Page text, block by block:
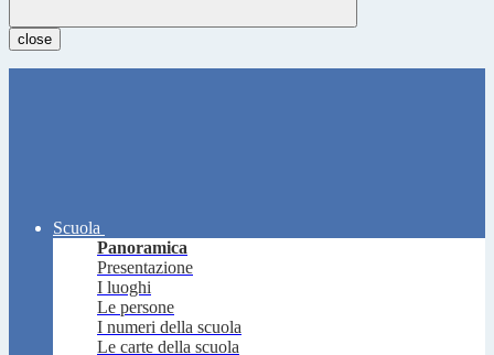
close
Scuola
Panoramica
Presentazione
I luoghi
Le persone
I numeri della scuola
Le carte della scuola